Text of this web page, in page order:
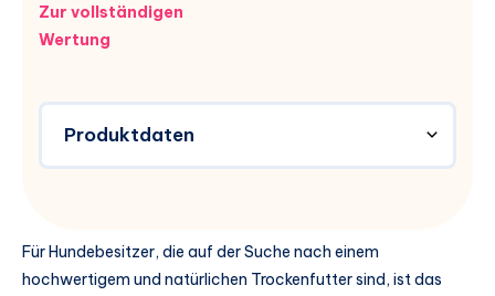
Zur vollständigen
Wertung
Produktdaten
Für Hundebesitzer, die auf der Suche nach einem
hochwertigem und natürlichen Trockenfutter sind, ist das